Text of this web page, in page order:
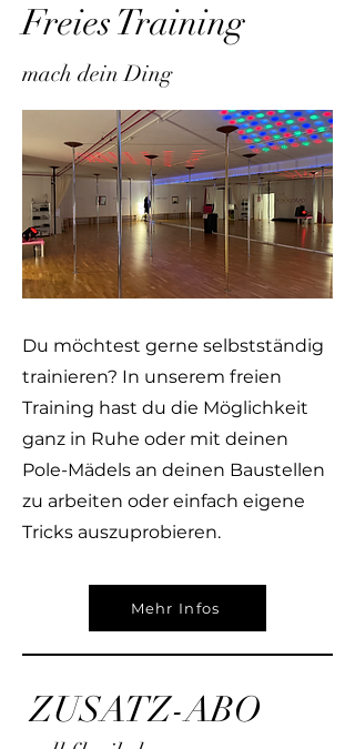
Freies Training
mach dein Ding
Du möchtest gerne selbstständig
trainieren? In unserem freien
Training hast du die Möglichkeit
ganz in Ruhe oder mit deinen
Pole-Mädels an deinen Baustellen
zu arbeiten oder einfach eigene
Tricks auszuprobieren.
Mehr Infos
ZUSATZ-ABO